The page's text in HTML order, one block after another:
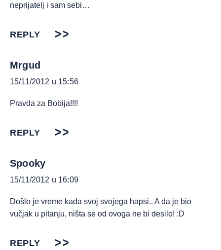
neprijatelj i sam sebi…
REPLY
Mrgud
15/11/2012 u 15:56
Pravda za Bobija!!!!
REPLY
Spooky
15/11/2012 u 16:09
Došlo je vreme kada svoj svojega hapsi.. A da je bio
vučjak u pitanju, ništa se od ovoga ne bi desilo! :D
REPLY